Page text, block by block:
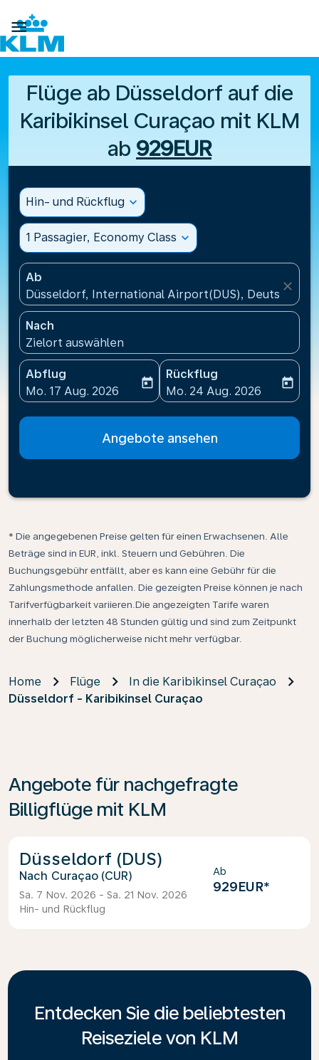

Flüge ab Düsseldorf auf die
Karibikinsel Curaçao mit KLM
ab 929EUR
Hin- und Rückflug expand_more
1 Passagier, Economy Class expand_more
Ab
Düsseldorf, International Airport(DUS), Deutschland
close
Nach
Zielort auswählen
Abflug
fc-booking-departure-date-aria-label
Mo. 17 Aug. 2026
today
Rückflug
fc-booking-return-date-
Mo. 24 Aug. 2026
today
Angebote ansehen
* Die angegebenen Preise gelten für einen Erwachsenen. Alle
Beträge sind in EUR, inkl. Steuern und Gebühren. Die
Buchungsgebühr entfällt, aber es kann eine Gebühr für die
Zahlungsmethode anfallen. Die gezeigten Preise können je nach
Tarifverfügbarkeit variieren.Die angezeigten Tarife waren
innerhalb der letzten 48 Stunden gültig und sind zum Zeitpunkt
der Buchung möglicherweise nicht mehr verfügbar.
Home Flüge
In die Karibikinsel Curaçao
Düsseldorf - Karibikinsel Curaçao
Angebote für nachgefragte
Billigflüge mit KLM
Düsseldorf (DUS)
Curaçao (CUR)
Sa. 7 Nov. 2026 - Sa. 21 Nov. 2026
Hin- und Rückflug
Ab
929EUR*
Entdecken Sie die beliebtesten
Reiseziele von KLM